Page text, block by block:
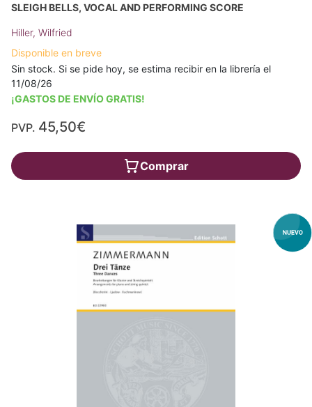
SLEIGH BELLS, VOCAL AND PERFORMING SCORE
Hiller, Wilfried
Disponible en breve
Sin stock. Si se pide hoy, se estima recibir en la librería el
11/08/26
¡GASTOS DE ENVÍO GRATIS!
PVP. 45,50€
Comprar